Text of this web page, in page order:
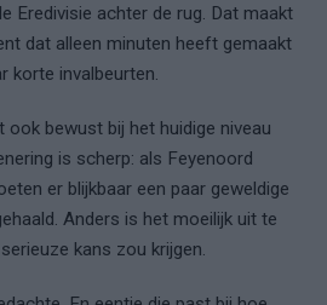
Eredivisie achter de rug. Dat maakt
dat alleen minuten heeft gemaakt
korte invalbeurten.
ook bewust bij het huidige niveau
is scherp: als Feyenoord
er blijkbaar een paar geweldige
Anders is het moeilijk uit te
kans zou krijgen.